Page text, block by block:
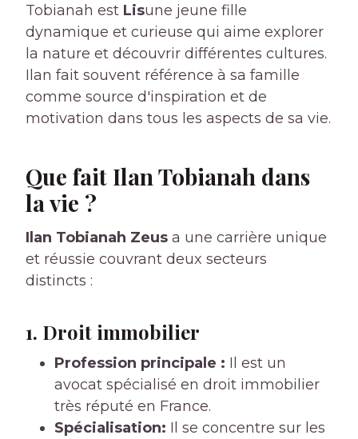
Tobianah est Lisune jeune fille
dynamique et curieuse qui aime explorer
la nature et découvrir différentes cultures.
Ilan fait souvent référence à sa famille
comme source d'inspiration et de
motivation dans tous les aspects de sa vie.
Que fait Ilan Tobianah dans
la vie ?
Ilan Tobianah Zeus a une carrière unique
et réussie couvrant deux secteurs
distincts :
1. Droit immobilier
Profession principale : Il est un
avocat spécialisé en droit immobilier
très réputé en France.
Spécialisation: Il se concentre sur les